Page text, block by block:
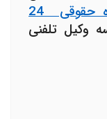
مشاوره حقوقی 24
وکیل تلفنی